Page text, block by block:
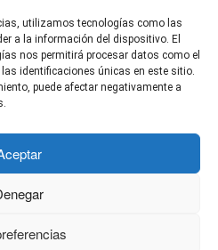
utilizamos tecnologías como las
a la información del dispositivo. El
nos permitirá procesar datos como el
identificaciones únicas en este sitio.
puede afectar negativamente a
(para quienes
os venga bien el
hora)
entonces!